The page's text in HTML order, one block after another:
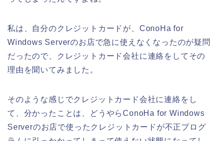
私は、自分のクレジットカードが、ConoHa for
Windows Serverのお店で急に使えなくなったのが疑問
だったので、クレジットカード会社に連絡をしてその
理由を聞いてみました。
そのような感じでクレジットカード会社に連絡をし
て、分かったことは、どうやらConoHa for Windows
Serverのお店で使ったクレジットカードが不正プログ